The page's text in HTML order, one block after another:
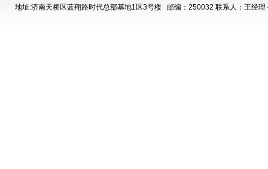
地址:济南天桥区蓝翔路时代总部基地1区3号楼 邮编：250032 联系人：王经